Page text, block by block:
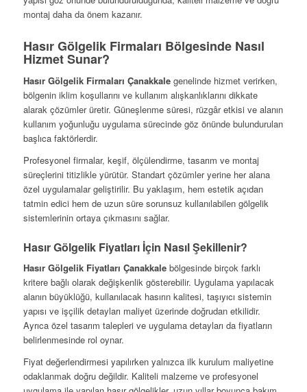
montaj daha da önem kazanır.
Hasır Gölgelik Firmaları Bölgesinde Nasıl
Hizmet Sunar?
Hasır Gölgelik Firmaları Çanakkalegenelinde hizmet verirken,
bölgenin iklim koşullarını ve kullanım alışkanlıklarını dikkate
alarak çözümler üretir. Güneşlenme süresi, rüzgâr etkisi ve alanın
kullanım yoğunluğu uygulama sürecinde göz önünde bulundurulan
başlıca faktörlerdir.
Profesyonel firmalar, keşif, ölçülendirme, tasarım ve montaj
süreçlerini titizlikle yürütür. Standart çözümler yerine her alana
özel uygulamalar geliştirilir. Bu yaklaşım, hem estetik açıdan
tatmin edici hem de uzun süre sorunsuz kullanılabilen gölgelik
sistemlerinin ortaya çıkmasını sağlar.
Hasır Gölgelik Fiyatları İçin Nasıl Şekillenir?
Hasır Gölgelik Fiyatları Çanakkalebölgesinde birçok farklı
kritere bağlı olarak değişkenlik gösterebilir. Uygulama yapılacak
alanın büyüklüğü, kullanılacak hasırın kalitesi, taşıyıcı sistemin
yapısı ve işçilik detayları maliyet üzerinde doğrudan etkilidir.
Ayrıca özel tasarım talepleri ve uygulama detayları da fiyatların
belirlenmesinde rol oynar.
Fiyat değerlendirmesi yapılırken yalnızca ilk kurulum maliyetine
odaklanmak doğru değildir. Kaliteli malzeme ve profesyonel